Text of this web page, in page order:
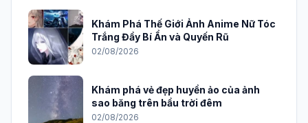
Khám Phá Thế Giới Ảnh Anime Nữ Tóc
Trắng Đầy Bí Ẩn và Quyến Rũ
02/08/2026
Khám phá vẻ đẹp huyền ảo của ảnh
sao băng trên bầu trời đêm
02/08/2026